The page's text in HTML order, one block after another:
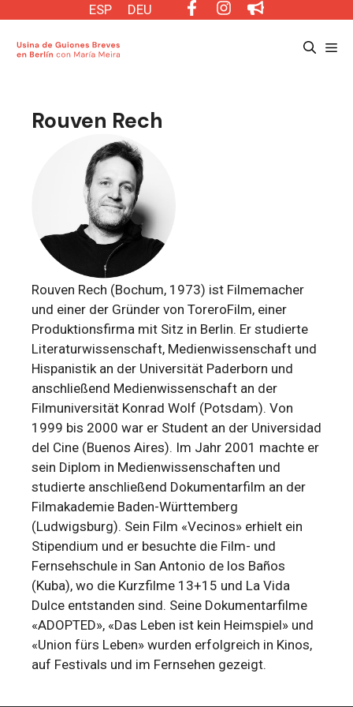
contenido
ESP DEU
Rouven Rech
Rouven Rech (Bochum, 1973) ist Filmemacher
und einer der Gründer von ToreroFilm, einer
Produktionsfirma mit Sitz in Berlin. Er studierte
Literaturwissenschaft, Medienwissenschaft und
Hispanistik an der Universität Paderborn und
anschließend Medienwissenschaft an der
Filmuniversität Konrad Wolf (Potsdam). Von
1999 bis 2000 war er Student an der Universidad
del Cine (Buenos Aires). Im Jahr 2001 machte er
sein Diplom in Medienwissenschaften und
studierte anschließend Dokumentarfilm an der
Filmakademie Baden-Württemberg
(Ludwigsburg). Sein Film «Vecinos» erhielt ein
Stipendium und er besuchte die Film- und
Fernsehschule in San Antonio de los Baños
(Kuba), wo die Kurzfilme 13+15 und La Vida
Dulce entstanden sind. Seine Dokumentarfilme
«ADOPTED», «Das Leben ist kein Heimspiel» und
«Union fürs Leben» wurden erfolgreich in Kinos,
auf Festivals und im Fernsehen gezeigt.